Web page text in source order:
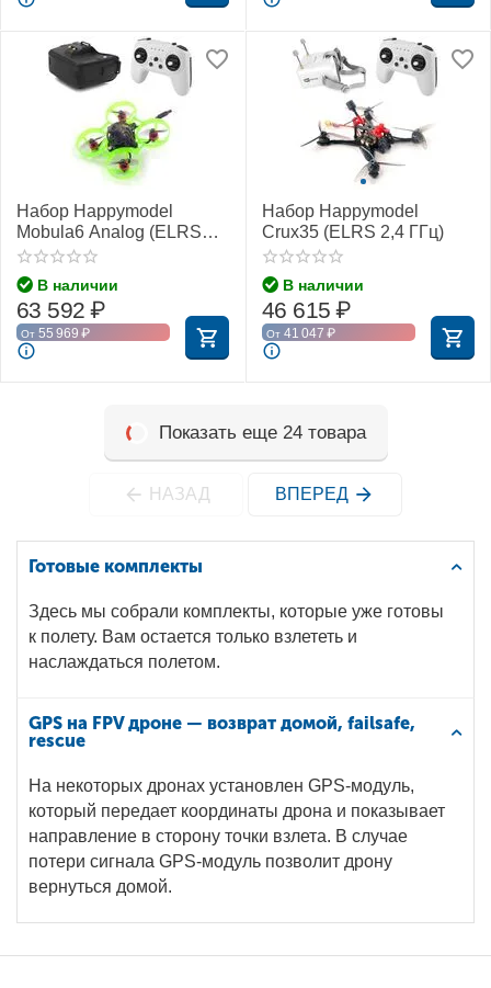
Готовые комплекты
Здесь мы собрали комплекты, которые уже готовы
к полету. Вам остается только взлететь и
наслаждаться полетом.
GPS на FPV дроне — возврат домой, failsafe,
rescue
На некоторых дронах установлен GPS-модуль,
который передает координаты дрона и показывает
направление в сторону точки взлета. В случае
потери сигнала GPS-модуль позволит дрону
вернуться домой.
Набор Happymodel
Mobula6 Analog (ELRS
2,4 ГГц)
В наличии
63 592 ₽
От 55 969 ₽
Набор Happymodel
Crux35 (ELRS 2,4 ГГц)
В наличии
46 615 ₽
От 41 047 ₽
Показать еще 24 товара
НАЗАД ВПЕРЕД